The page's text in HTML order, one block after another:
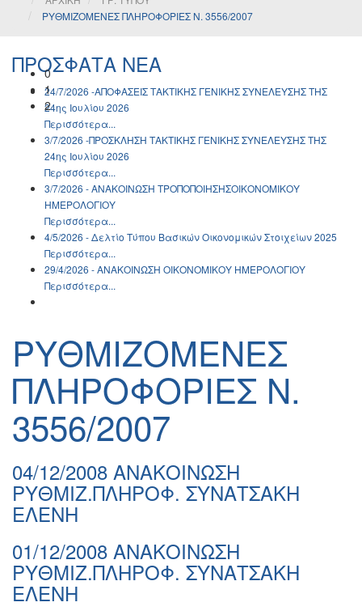
0
1
2
ΡΥΘΜΙΖΟΜΕΝΕΣ ΠΛΗΡΟΦΟΡΙΕΣ Ν. 3556/2007
ΠΡΟΣΦΑΤΑ ΝΕΑ
24/7/2026 -ΑΠΟΦΑΣΕΙΣ ΤΑΚΤΙΚΗΣ ΓΕΝΙΚΗΣ ΣΥΝΕΛΕΥΣΗΣ ΤΗΣ
24ης Ιουλίου 2026
Περισσότερα...
3/7/2026 -ΠΡΟΣΚΛΗΣΗ ΤΑΚΤΙΚΗΣ ΓΕΝΙΚΗΣ ΣΥΝΕΛΕΥΣΗΣ ΤΗΣ
24ης Ιουλίου 2026
Περισσότερα...
3/7/2026 - ΑΝΑΚΟΙΝΩΣH ΤΡΟΠΟΠΟΙΗΣΗΣΟΙΚΟΝΟΜΙΚΟΥ
ΗΜΕΡΟΛΟΓΙΟΥ
Περισσότερα...
4/5/2026 - Δελτίο Τύπου Βασικών Οικονομικών Στοιχείων 2025
Περισσότερα...
29/4/2026 - ΑΝΑΚΟΙΝΩΣH ΟΙΚΟΝΟΜΙΚΟΥ ΗΜΕΡΟΛΟΓΙΟΥ
Περισσότερα...
ΡΥΘΜΙΖΟΜΕΝΕΣ
ΠΛΗΡΟΦΟΡΙΕΣ Ν.
3556/2007
04/12/2008 ΑΝΑΚΟΙΝΩΣΗ
ΡΥΘΜΙΖ.ΠΛΗΡΟΦ. ΣΥΝΑΤΣΑΚΗ
ΕΛΕΝΗ
01/12/2008 ΑΝΑΚΟΙΝΩΣΗ
ΡΥΘΜΙΖ.ΠΛΗΡΟΦ. ΣΥΝΑΤΣΑΚΗ
ΕΛΕΝΗ